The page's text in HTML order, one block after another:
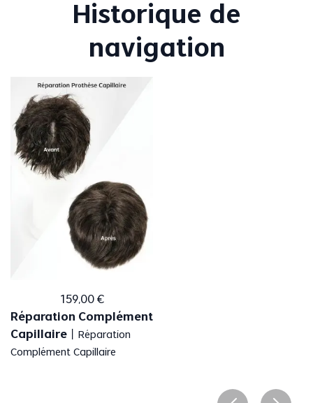
Historique de
navigation
159,00 €
Réparation Complément
Capillaire
Réparation
Complément Capillaire